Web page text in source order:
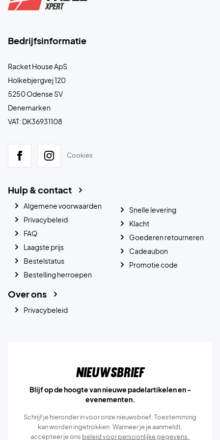
Bedrijfsinformatie
Racket House ApS
Holkebjergvej 120
5250 Odense SV
Denemarken
VAT: DK36931108
Cookies
Hulp & contact
Algemene voorwaarden
Privacybeleid
FAQ
Laagste prijs
Bestelstatus
Bestelling herroepen
Snelle levering
Klacht
Goederen retourneren
Cadeaubon
Promotie code
Over ons
Privacybeleid
Nieuwsbrief
Blijf op de hoogte van nieuwe padelartikelen en -
evenementen.
Schrijf je hieronder in voor onze nieuwsbrief. Toestemming
kan worden ingetrokken. Wanneer je je aanmeldt,
accepteer je ons beleid voor persoonlijke gegevens.